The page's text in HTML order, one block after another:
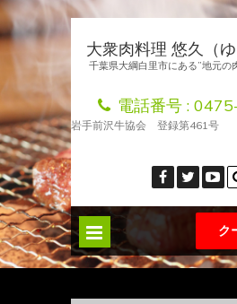
大衆肉料理 悠久（ゆ
千葉県大綱白里市にある”地元の
電話番号 :
岩手前沢牛協会 登録第461号
ク